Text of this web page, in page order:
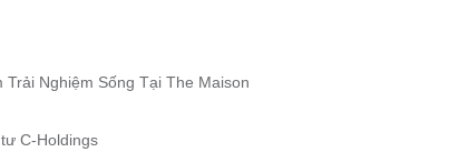
Nghiệm Sống Tại The Maison
C-Holdings